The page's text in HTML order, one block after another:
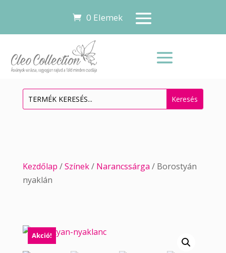
0 Elemek
Kezdőlap /Színek/ Narancssárga / Borostyán
nyaklán
Akció!